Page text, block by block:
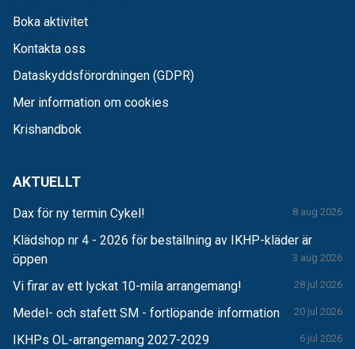
Boka aktivitet
Kontakta oss
Dataskyddsförordningen (GDPR)
Mer information om cookies
Krishandbok
AKTUELLT
Dax för ny termin Cykel! 8 aug 2026
Klädshop nr 4 - 2026 för beställning av IKHP-kläder är
öppen
3 aug 2026
Vi firar av ett lyckat 10-mila arrangemang! 28 jul 2026
Medel- och stafett SM - fortlöpande information 20 jul 2026
IKHPs OL-arrangemang 2027-2029 6 jul 2026